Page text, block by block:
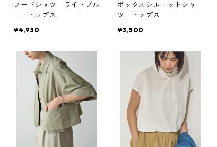
フードシャツ ライトブル
ー トップス
¥4,950
ボックスシルエットシャ
ツ トップス
¥3,500